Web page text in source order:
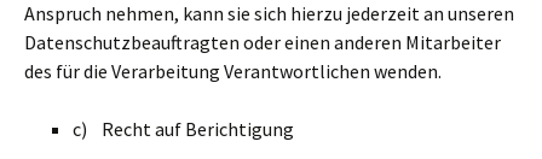
Anspruch nehmen, kann sie sich hierzu jederzeit an unseren
Datenschutzbeauftragten oder einen anderen Mitarbeiter
des für die Verarbeitung Verantwortlichen wenden.
c) Recht auf Berichtigung